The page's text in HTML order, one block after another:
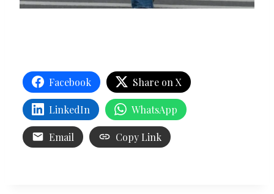
Facebook Share on X
LinkedIn WhatsApp
Email Copy Link